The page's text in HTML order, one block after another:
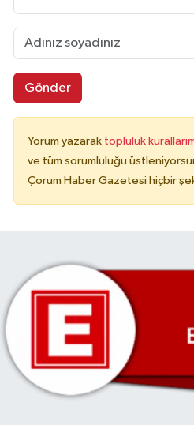
Gönder
Yorum yazarak topluluk
ve tüm sorumluluğu
Çorum Haber Gazetesi hiçbir